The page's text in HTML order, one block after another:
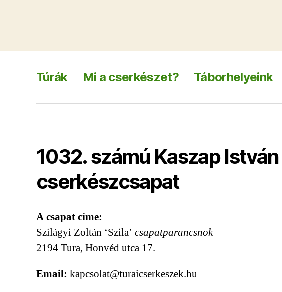
Túrák Mi a cserkészet? Táborhelyeink
1032. számú Kaszap István
cserkészcsapat
A csapat címe:
Szilágyi Zoltán ‘Szila’ csapatparancsnok
2194 Tura, Honvéd utca 17.
Email: kapcsolat@turaicserkeszek.hu